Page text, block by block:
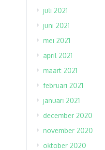
juli 2021
juni 2021
mei 2021
april 2021
maart 2021
februari 2021
januari 2021
december 2020
november 2020
oktober 2020